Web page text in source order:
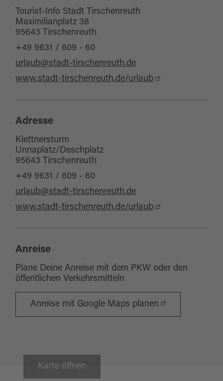
für jedes Wetter
für Schulklassen
Tourist-Info Stadt Tirschenreuth
Maximilianplatz 38
95643 Tirschenreuth
+49 9631 / 609 - 60
urlaub@stadt-tirschenreuth.de
www.stadt-tirschenreuth.de/urlaub
Adresse
Klettnersturm
Unnaplatz/Deschplatz
95643 Tirschenreuth
+49 9631 / 609 - 60
urlaub@stadt-tirschenreuth.de
www.stadt-tirschenreuth.de/urlaub
Anreise
Plane Deine Anreise mit dem PKW oder den
öffentlichen Verkehrsmitteln
Anreise mit Google Maps planen
Karte öffnen